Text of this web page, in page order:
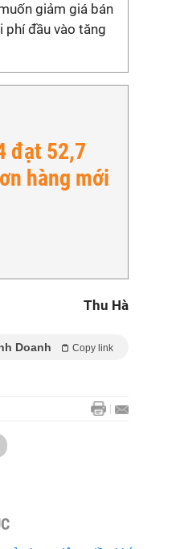
giảm giá bán
phí đầu vào tăng
đạt 52,7
hàng mới
Thu Hà
Doanh Copy link